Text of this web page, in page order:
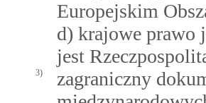
Europejskim
d) krajowe prawo
jest
3)
zagraniczny